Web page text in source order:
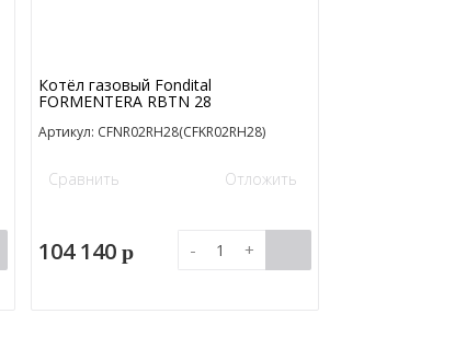
Котёл газовый Fondital
FORMENTERA RBTN 28
Артикул: CFNR02RH28(CFKR02RH28)
Сравнить Отложить
104 140 p - +